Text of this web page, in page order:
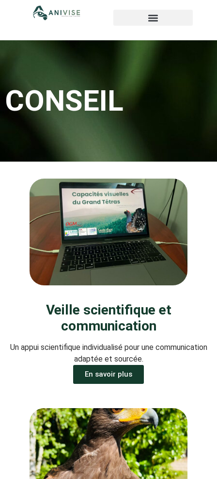
CONSEIL
Veille scientifique et
communication
Un appui scientifique individualisé pour une communication
adaptée et sourcée.
En savoir plus